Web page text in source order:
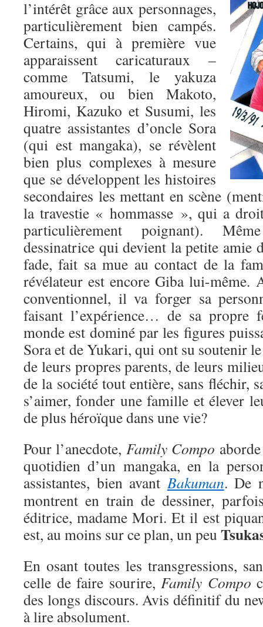
l’intérêt grâce aux personnages,
particulièrement bien campés.
Certains, qui à première vue
apparaissent caricaturaux –
comme Tatsumi, le yakuza
amoureux, ou bien Makoto,
Hiromi, Kazuko et Susumi, les
quatre assistantes d’oncle Sora
(qui est mangaka), se révèlent
bien plus complexes à mesure
que se développent les histoires
secondaires les mettant en scène
la travestie « hommasse », qui a
particulièrement poignant).
dessinatrice qui devient la petite amie
fade, fait sa mue au contact de la
révélateur est encore Giba lui-même.
conventionnel, il va forger sa
faisant l’expérience… de sa propre
monde est dominé par les figures
Sora et de Yukari, qui ont su soutenir
de leurs propres parents, de leurs
de la société tout entière, sans fléchir,
s’aimer, fonder une famille et élever
de plus héroïque dans une vie?
Pour l’anecdote, Family Compo
quotidien d’un mangaka, en la
assistantes, bien avantBakuman. De
montrent en train de dessiner,
éditrice, madame Mori. Et il est
est, au moins sur ce plan, un peu
En osant toutes les transgressions,
celle de faire sourire,Family Compo
des longs discours. Avis définitif du
à lire absolument.